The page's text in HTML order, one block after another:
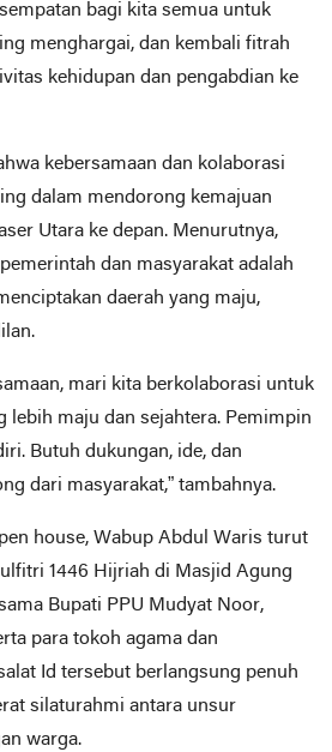
bagi kita semua untuk
menghargai, dan kembali fitrah
kehidupan dan pengabdian ke
kebersamaan dan kolaborasi
dalam mendorong kemajuan
Utara ke depan. Menurutnya,
dan masyarakat adalah
daerah yang maju,
mari kita berkolaborasi untuk
lebih maju dan sejahtera. Pemimpin
Butuh dukungan, ide, dan
dari masyarakat,” tambahnya.
house, Wabup Abdul Waris turut
1446 Hijriah di Masjid Agung
Bupati PPU Mudyat Noor,
para tokoh agama dan
Id tersebut berlangsung penuh
silaturahmi antara unsur
warga.